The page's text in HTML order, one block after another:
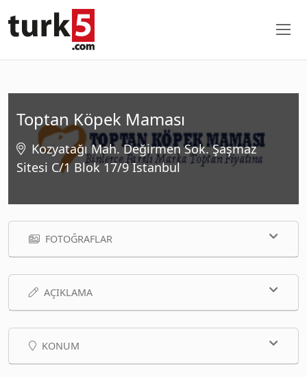
Toptan Köpek Maması
Kozyatağı Mah. Değirmen Sok. Şaşmaz
Sitesi C/1 Blok 17/9 Istanbul
FOTOĞRAFLAR
AÇIKLAMA
KONUM